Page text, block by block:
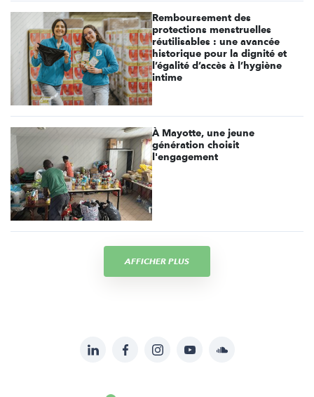
Remboursement des
protections menstruelles
réutilisables : une avancée
historique pour la dignité et
l’égalité d’accès à l’hygiène
intime
À Mayotte, une jeune
génération choisit
l'engagement
AFFICHER PLUS
LinkedInFacebookInstagramYouTubeSoundcloud